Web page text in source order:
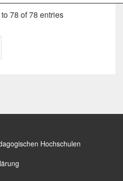
78 of 78 entries
Hochschulen